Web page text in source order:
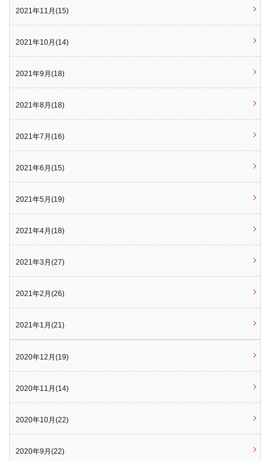
2021年11月(15)
2021年10月(14)
2021年9月(18)
2021年8月(18)
2021年7月(16)
2021年6月(15)
2021年5月(19)
2021年4月(18)
2021年3月(27)
2021年2月(26)
2021年1月(21)
2020年12月(19)
2020年11月(14)
2020年10月(22)
2020年9月(22)